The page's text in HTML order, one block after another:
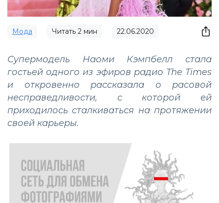
Мода Читать 2 мин 22.06.2020
Супермодель Наоми Кэмпбелл стала
гостьей одного из эфиров радио The Times
и откровенно рассказала о расовой
несправедливости, с которой ей
приходилось сталкиваться на протяжении
своей карьеры.